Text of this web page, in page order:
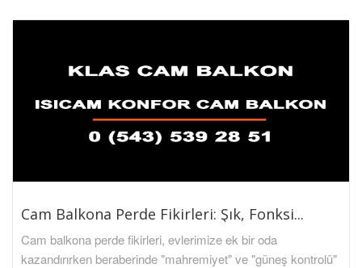
Cam Balkona Perde Fikirleri: Şık, Fonksi...
Cam balkona perde fikirleri, evlerimize ek bir oda
kazandırırken beraberinde "mahremiyet" ve "güneş kontrolü"